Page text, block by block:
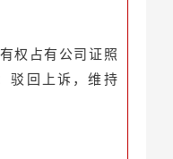
权占有公司证照
驳回上诉，维持